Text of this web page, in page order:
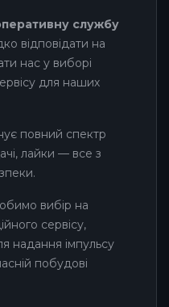
службу
відповідати на
нас у виборі
для наших
повний спектр
лайки — все з
вибір на
сервісу,
надання імпульсу
побудові